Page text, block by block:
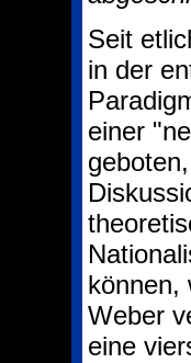
Seit
in der
einer
können,
Weber
eine